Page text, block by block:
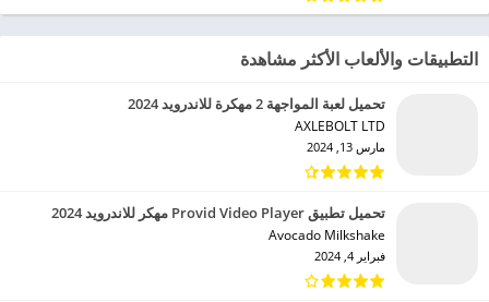
التطبيقات والألعاب الأكثر مشاهدة
تحميل لعبة المواجهة 2 مهكرة للاندرويد 2024
AXLEBOLT LTD‏
مارس 13, 2024
تحميل تطبيق Provid Video Player مهكر للاندرويد 2024
Avocado Milkshake‏
فبراير 4, 2024